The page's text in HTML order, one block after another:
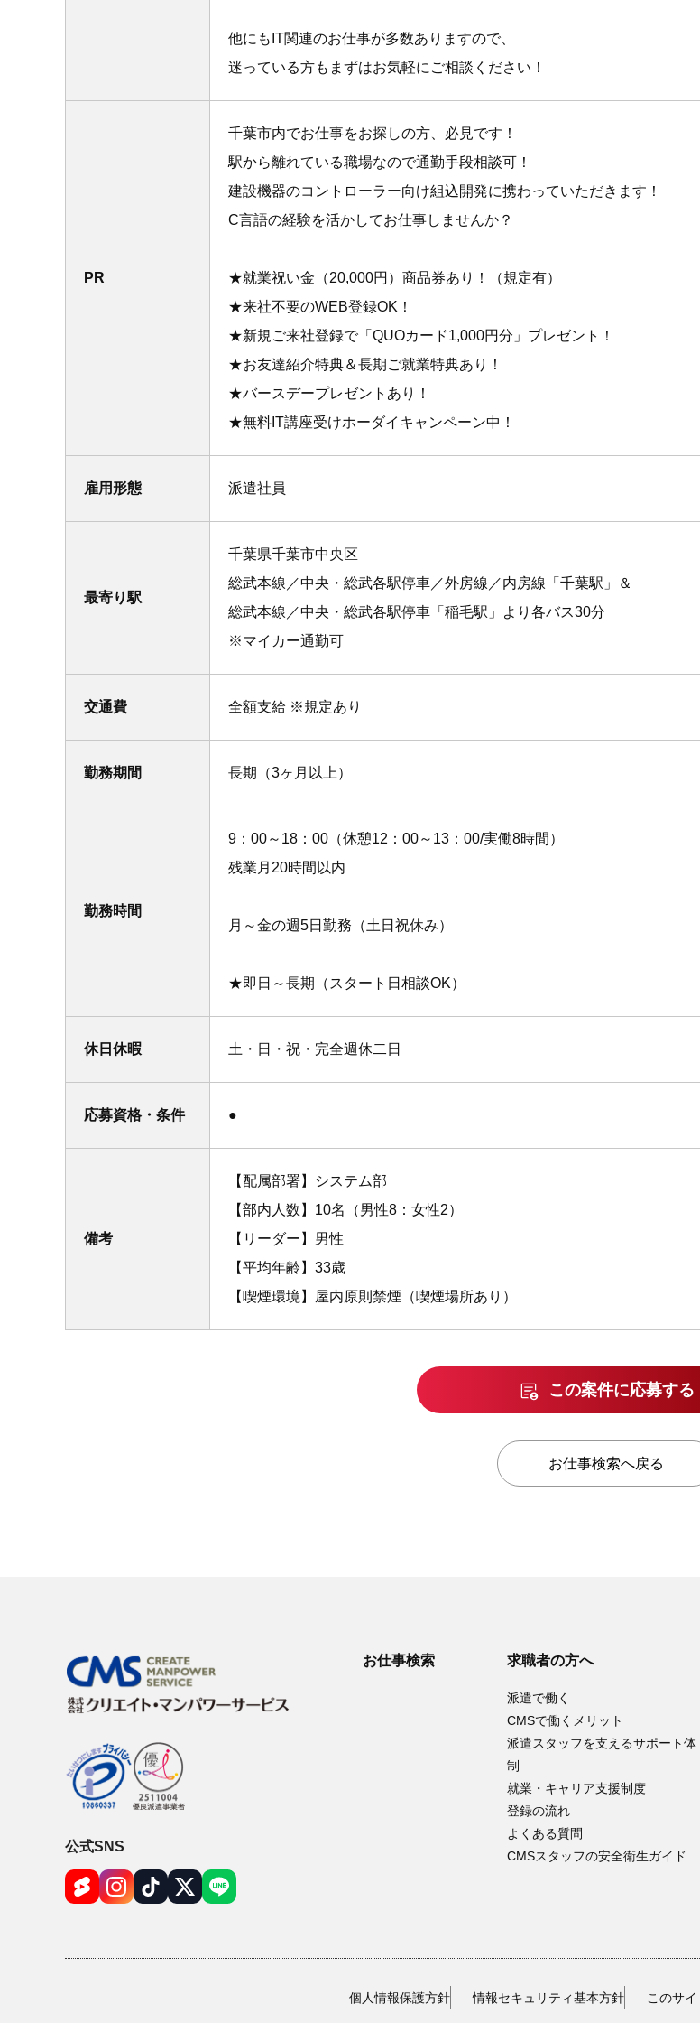
他にもIT関連のお仕事が多数ありますので、
迷っている方もまずはお気軽にご相談ください！
PR
千葉市内でお仕事をお探しの方、必見です！
駅から離れている職場なので通勤手段相談可！
建設機器のコントローラー向け組込開発に携わっていただきます！
C言語の経験を活かしてお仕事しませんか？
★就業祝い金（20,000円）商品券あり！（規定有）
★来社不要のWEB登録OK！
★新規ご来社登録で「QUOカード1,000円分」プレゼント！
★お友達紹介特典＆長期ご就業特典あり！
★バースデープレゼントあり！
★無料IT講座受けホーダイキャンペーン中！
雇用形態 派遣社員
最寄り駅
千葉県千葉市中央区
総武本線／中央・総武各駅停車／外房線／内房線「千葉駅」＆
総武本線／中央・総武各駅停車「稲毛駅」より各バス30分
※マイカー通勤可
交通費 全額支給 ※規定あり
勤務期間 長期（3ヶ月以上）
勤務時間
9：00～18：00（休憩12：00～13：00/実働8時間）
残業月20時間以内
月～金の週5日勤務（土日祝休み）
★即日～長期（スタート日相談OK）
休日休暇 土・日・祝・完全週休二日
応募資格・条件 ●
備考
【配属部署】システム部
【部内人数】10名（男性8：女性2）
【リーダー】男性
【平均年齢】33歳
【喫煙環境】屋内原則禁煙（喫煙場所あり）
この案件に応募する
お仕事検索へ戻る
公式SNS
お仕事検索 求職者の方へ
派遣で働く
CMSで働くメリット
派遣スタッフを支えるサポート体
制
就業・キャリア支援制度
登録の流れ
よくある質問
CMSスタッフの安全衛生ガイド
個人情報保護方針 情報セキュリティ基本方針 このサ